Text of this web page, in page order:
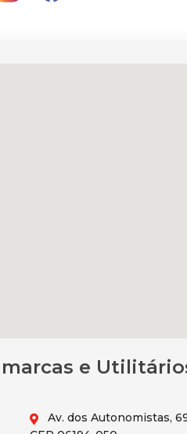
e
Av. dos Autonomistas,